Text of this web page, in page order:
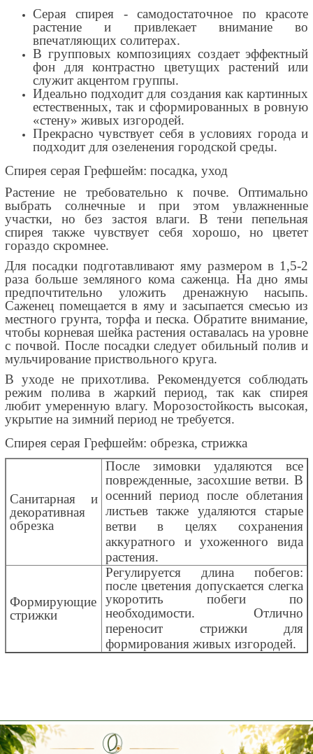
Серая спирея - самодостаточное по красоте
растение и привлекает внимание во
впечатляющих солитерах.
В групповых композициях создает эффектный
фон для контрастно цветущих растений или
служит акцентом группы.
Идеально подходит для создания как картинных
естественных, так и сформированных в ровную
«стену» живых изгородей.
Прекрасно чувствует себя в условиях города и
подходит для озеленения городской среды.
Спирея серая Грефшейм: посадка, уход
Растение не требовательно к почве. Оптимально
выбрать солнечные и при этом увлажненные
участки, но без застоя влаги. В тени пепельная
спирея также чувствует себя хорошо, но цветет
гораздо скромнее.
Для посадки подготавливают яму размером в 1,5-2
раза больше земляного кома саженца. На дно ямы
предпочтительно уложить дренажную насыпь.
Саженец помещается в яму и засыпается смесью из
местного грунта, торфа и песка. Обратите внимание,
чтобы корневая шейка растения оставалась на уровне
с почвой. После посадки следует обильный полив и
мульчирование приствольного круга.
В уходе не прихотлива. Рекомендуется соблюдать
режим полива в жаркий период, так как спирея
любит умеренную влагу. Морозостойкость высокая,
укрытие на зимний период не требуется.
Спирея серая Грефшейм: обрезка, стрижка
Санитарная и
декоративная
обрезка
После зимовки удаляются все
поврежденные, засохшие ветви. В
осенний период после облетания
листьев также удаляются старые
ветви в целях сохранения
аккуратного и ухоженного вида
растения.
Формирующие
стрижки
Регулируется длина побегов:
после цветения допускается слегка
укоротить побеги по
необходимости. Отлично
переносит стрижки для
формирования живых изгородей.